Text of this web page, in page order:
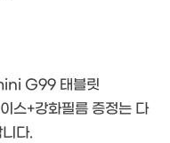
G99 태블릿
스+강화필름 증정는 다
다.